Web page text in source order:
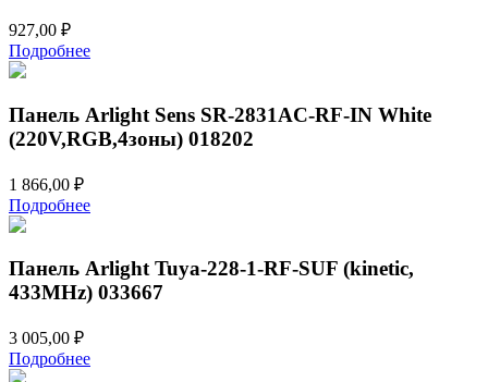
927,00 ₽
Подробнее
Панель Arlight Sens SR-2831AC-RF-IN White
(220V,RGB,4зоны) 018202
1 866,00 ₽
Подробнее
Панель Arlight Tuya-228-1-RF-SUF (kinetic,
433MHz) 033667
3 005,00 ₽
Подробнее